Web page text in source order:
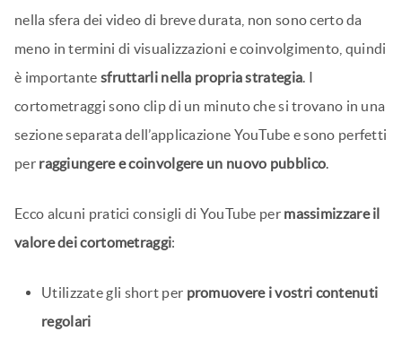
nella sfera dei video di breve durata, non sono certo da
meno in termini di visualizzazioni e coinvolgimento, quindi
è importante sfruttarli nella propria strategia. I
cortometraggi sono clip di un minuto che si trovano in una
sezione separata dell’applicazione YouTube e sono perfetti
per raggiungere e coinvolgere un nuovo pubblico.
Ecco alcuni pratici consigli di YouTube per massimizzare il
valore dei cortometraggi:
Utilizzate gli short per promuovere i vostri contenuti
regolari